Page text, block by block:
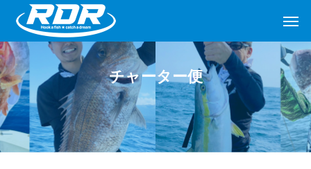
チャーター便